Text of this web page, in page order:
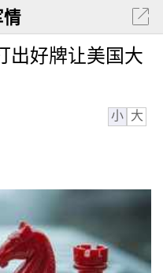
情
出好牌让美国大
小 大